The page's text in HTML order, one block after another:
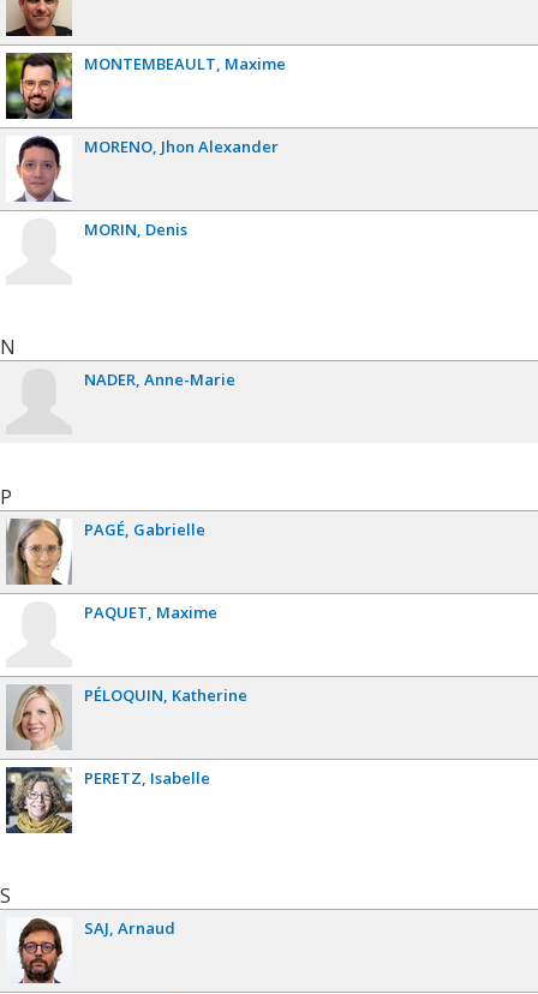
MONTEMBEAULT Maxime
MORENO Jhon Alexander
MORIN Denis
N
NADER Anne-Marie
P
PAGÉ Gabrielle
PAQUET Maxime
PÉLOQUIN Katherine
PERETZ Isabelle
S
SAJ Arnaud